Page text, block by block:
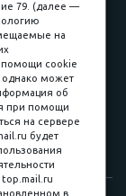
79. (далее —
на
помощи cookie
однако может
об
при помощи
на сервере
будет
top.mail.ru
в